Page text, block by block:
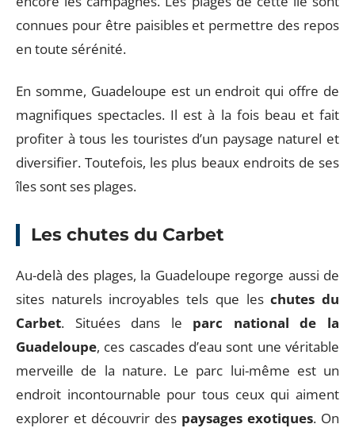
connues pour être paisibles et permettre des repos
en toute sérénité.
En somme, Guadeloupe est un endroit qui offre de
magnifiques spectacles. Il est à la fois beau et fait
profiter à tous les touristes d’un paysage naturel et
diversifier. Toutefois, les plus beaux endroits de ses
îles sont ses plages.
Les chutes du Carbet
Au-delà des plages, la Guadeloupe regorge aussi de
sites naturels incroyables tels que leschutes du
Carbet. Situées dans le parc national de la
Guadeloupe, ces cascades d’eau sont une véritable
merveille de la nature. Le parc lui-même est un
endroit incontournable pour tous ceux qui aiment
explorer et découvrir des paysages exotiques. On